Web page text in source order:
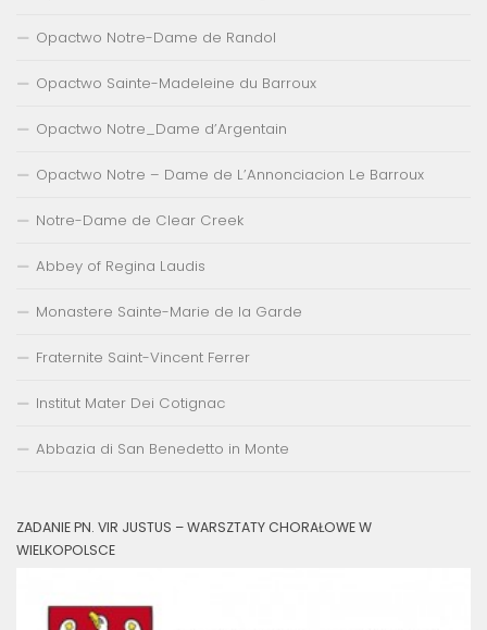
Opactwo Notre-Dame de Randol
Opactwo Sainte-Madeleine du Barroux
Opactwo Notre_Dame d’Argentain
Opactwo Notre – Dame de L’Annonciacion Le Barroux
Notre-Dame de Clear Creek
Abbey of Regina Laudis
Monastere Sainte-Marie de la Garde
Fraternite Saint-Vincent Ferrer
Institut Mater Dei Cotignac
Abbazia di San Benedetto in Monte
ZADANIE PN. VIR JUSTUS – WARSZTATY CHORAŁOWE W
WIELKOPOLSCE